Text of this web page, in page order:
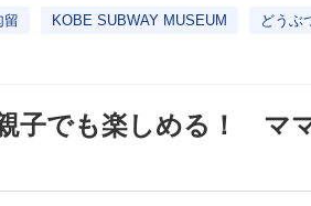
留 KOBE SUBWAY MUSEUM どうぶ
子でも楽しめる！ マ